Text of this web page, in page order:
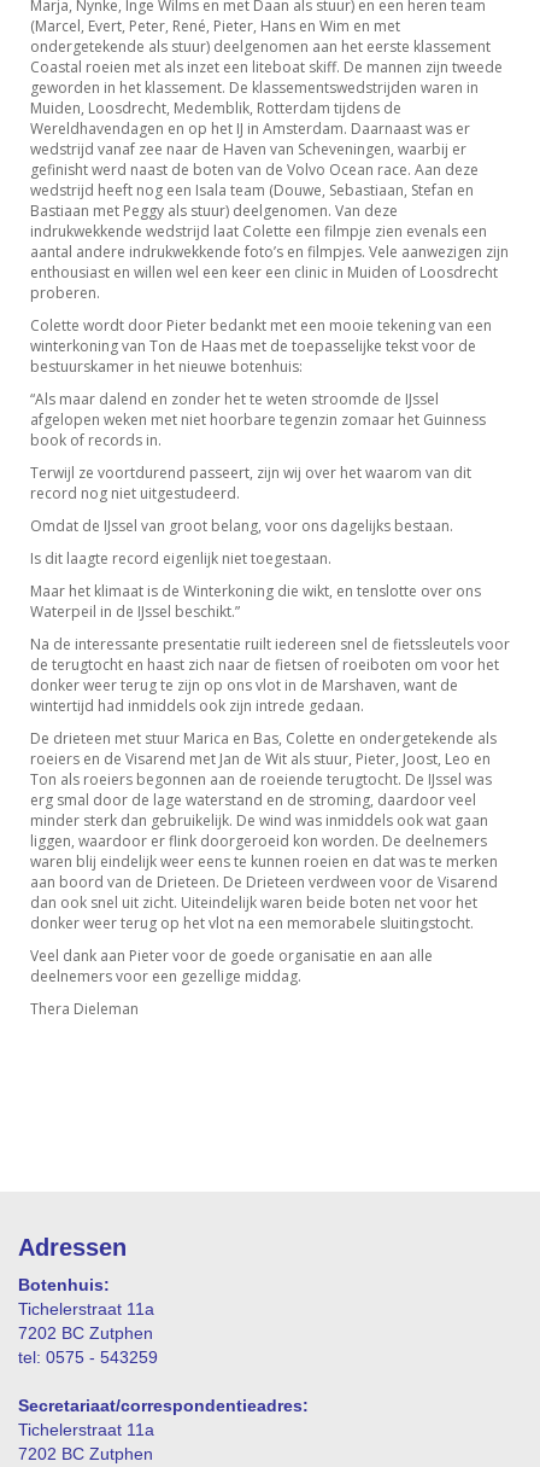
Marja, Nynke, Inge Wilms en met Daan als stuur) en een heren team
(Marcel, Evert, Peter, René, Pieter, Hans en Wim en met
ondergetekende als stuur) deelgenomen aan het eerste klassement
Coastal roeien met als inzet een liteboat skiff. De mannen zijn tweede
geworden in het klassement. De klassementswedstrijden waren in
Muiden, Loosdrecht, Medemblik, Rotterdam tijdens de
Wereldhavendagen en op het IJ in Amsterdam. Daarnaast was er
wedstrijd vanaf zee naar de Haven van Scheveningen, waarbij er
gefinisht werd naast de boten van de Volvo Ocean race. Aan deze
wedstrijd heeft nog een Isala team (Douwe, Sebastiaan, Stefan en
Bastiaan met Peggy als stuur) deelgenomen. Van deze
indrukwekkende wedstrijd laat Colette een filmpje zien evenals een
aantal andere indrukwekkende foto’s en filmpjes. Vele aanwezigen zijn
enthousiast en willen wel een keer een clinic in Muiden of Loosdrecht
proberen.
Colette wordt door Pieter bedankt met een mooie tekening van een
winterkoning van Ton de Haas met de toepasselijke tekst voor de
bestuurskamer in het nieuwe botenhuis:
“Als maar dalend en zonder het te weten stroomde de IJssel
afgelopen weken met niet hoorbare tegenzin zomaar het Guinness
book of records in.
Terwijl ze voortdurend passeert, zijn wij over het waarom van dit
record nog niet uitgestudeerd.
Omdat de IJssel van groot belang, voor ons dagelijks bestaan.
Is dit laagte record eigenlijk niet toegestaan.
Maar het klimaat is de Winterkoning die wikt, en tenslotte over ons
Waterpeil in de IJssel beschikt.”
Na de interessante presentatie ruilt iedereen snel de fietssleutels voor
de terugtocht en haast zich naar de fietsen of roeiboten om voor het
donker weer terug te zijn op ons vlot in de Marshaven, want de
wintertijd had inmiddels ook zijn intrede gedaan.
De drieteen met stuur Marica en Bas, Colette en ondergetekende als
roeiers en de Visarend met Jan de Wit als stuur, Pieter, Joost, Leo en
Ton als roeiers begonnen aan de roeiende terugtocht. De IJssel was
erg smal door de lage waterstand en de stroming, daardoor veel
minder sterk dan gebruikelijk. De wind was inmiddels ook wat gaan
liggen, waardoor er flink doorgeroeid kon worden. De deelnemers
waren blij eindelijk weer eens te kunnen roeien en dat was te merken
aan boord van de Drieteen. De Drieteen verdween voor de Visarend
dan ook snel uit zicht. Uiteindelijk waren beide boten net voor het
donker weer terug op het vlot na een memorabele sluitingstocht.
Veel dank aan Pieter voor de goede organisatie en aan alle
deelnemers voor een gezellige middag.
Thera Dieleman
Adressen
Botenhuis:
Tichelerstraat 11a
7202 BC Zutphen
tel: 0575 - 543259
Secretariaat/correspondentieadres:
Tichelerstraat 11a
7202 BC Zutphen